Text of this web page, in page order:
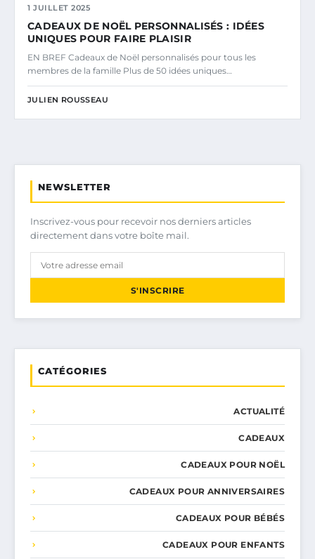
1 JUILLET 2025
CADEAUX DE NOËL PERSONNALISÉS : IDÉES
UNIQUES POUR FAIRE PLAISIR
EN BREF Cadeaux de Noël personnalisés pour tous les
membres de la famille Plus de 50 idées uniques…
JULIEN ROUSSEAU
NEWSLETTER
Inscrivez-vous pour recevoir nos derniers articles
directement dans votre boîte mail.
S'INSCRIRE
CATÉGORIES
ACTUALITÉ
CADEAUX
CADEAUX POUR NOËL
CADEAUX POUR ANNIVERSAIRES
CADEAUX POUR BÉBÉS
CADEAUX POUR ENFANTS